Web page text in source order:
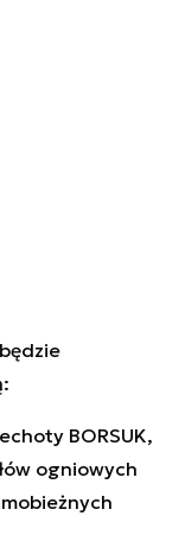
BORSUK,
ogniowych